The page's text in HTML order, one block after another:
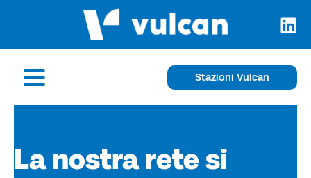
contenuto
Main
Stazioni Vulcan
La nostra rete si